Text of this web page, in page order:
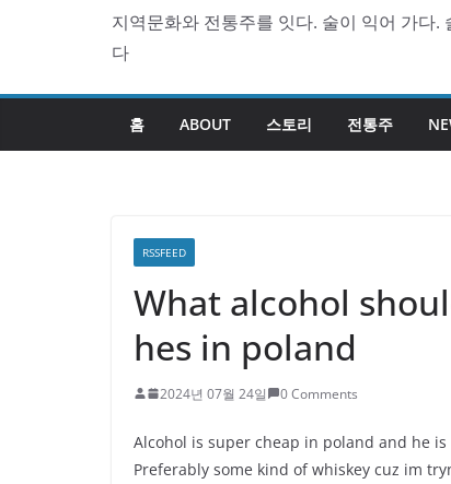
지역문화와 전통주를 잇다. 술이 익어 가다.
다
홈 ABOUT 스토리 전통주
RSSFEED
What alcohol
hes in poland
2024년 07월 24일 0 Comments
Alcohol is super cheap in poland and he
Preferably some kind of whiskey cuz im